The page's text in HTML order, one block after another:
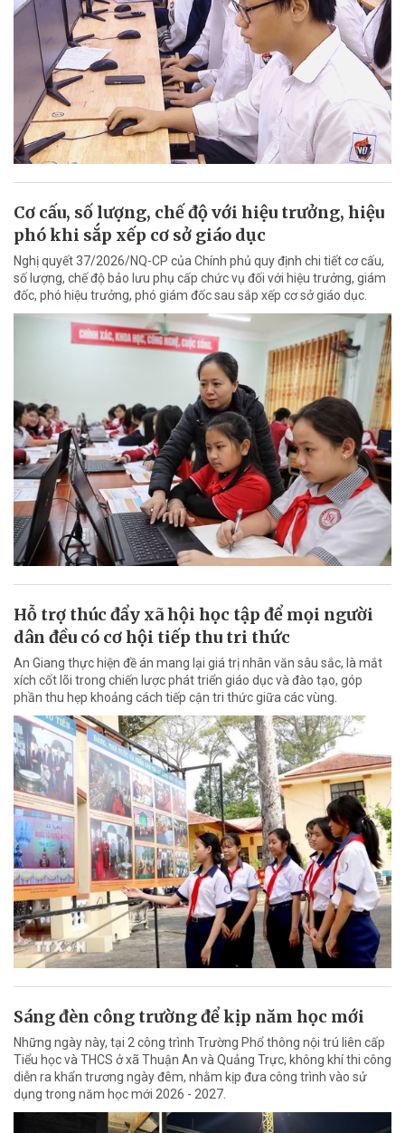
Cơ cấu, số lượng, chế độ với hiệu trưởng, hiệu
phó khi sắp xếp cơ sở giáo dục
Nghị quyết 37/2026/NQ-CP của Chính phủ quy định chi tiết cơ cấu,
số lượng, chế độ bảo lưu phụ cấp chức vụ đối với hiệu trưởng, giám
đốc, phó hiệu trưởng, phó giám đốc sau sắp xếp cơ sở giáo dục.
Hỗ trợ thúc đẩy xã hội học tập để mọi người
dân đều có cơ hội tiếp thu tri thức
An Giang thực hiện đề án mang lại giá trị nhân văn sâu sắc, là mắt
xích cốt lõi trong chiến lược phát triển giáo dục và đào tạo, góp
phần thu hẹp khoảng cách tiếp cận tri thức giữa các vùng.
Sáng đèn công trường để kịp năm học mới
Những ngày này, tại 2 công trình Trường Phổ thông nội trú liên cấp
Tiểu học và THCS ở xã Thuận An và Quảng Trực, không khí thi công
diễn ra khẩn trương ngày đêm, nhằm kịp đưa công trình vào sử
dụng trong năm học mới 2026 - 2027.